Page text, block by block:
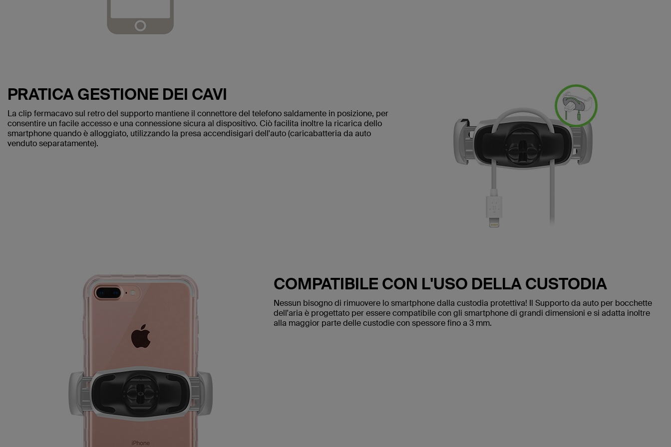
PRATICA GESTIONE DEI CAVI
La clip fermacavo sul retro del supporto mantiene il connettore del telefono saldamente in posizione, per
consentire un facile accesso e una connessione sicura al dispositivo. Ciò facilita inoltre la ricarica dello
smartphone quando è alloggiato, utilizzando la presa accendisigari dell'auto (caricabatteria da auto
venduto separatamente).
COMPATIBILE CON L'USO DELLA CUSTODIA
Nessun bisogno di rimuovere lo smartphone dalla custodia protettiva! Il Supporto da auto per bocchette
dell'aria è progettato per essere compatibile con gli smartphone di grandi dimensioni e si adatta inoltre
alla maggior parte delle custodie con spessore fino a 3 mm.